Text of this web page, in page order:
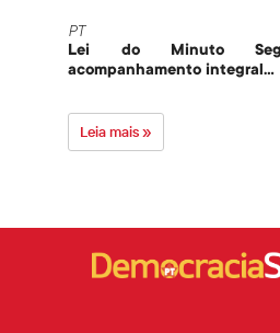
PT
Lei do Minuto
acompanhamento integral...
Leia mais »